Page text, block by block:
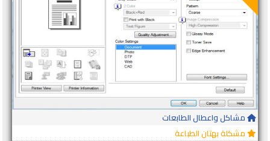
مشاكل واعطال الطابعات
مشكلة بهتان الطباعة